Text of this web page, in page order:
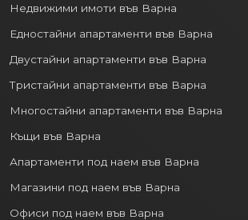
Недвижими имоти във Варна
Едностайни апартаменти във Варна
Двустайни апартаменти във Варна
Тристайни апартаменти във Варна
Многостайни апартаменти във Варна
Къщи във Варна
Апартаменти под наем във Варна
Магазини под наем във Варна
Офиси под наем във Варна